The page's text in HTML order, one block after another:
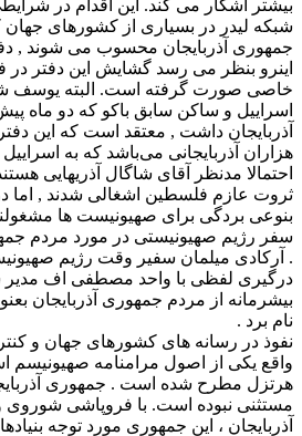
بیشتر آشکار می کند. این اقدام در
شبکه لیدر در بسیاری از کشورهای
جمهوری آذربایجان محسوب می شوند ,
اینرو بنظر می رسد گشایش این دفتر در
خاصی صورت گرفته است. البته یوسف
اسراییل و ساکن سابق باکو که دو ماه
آذربایجان داشت , معتقد است که این
هزاران آذربایجانی می‌باشد که به
احتمالا مدنظر آقای شاگال آذریهایی
ثروت عازم فلسطین اشغالی شدند , اما
سفر رژیم صهیونیستی در مورد مردم
درگیری لفظی با واحد مصطفی اف مدیر
بیشرمانه از مردم جمهوری آذربایجان
نام برد .
نفوذ در رسانه های کشورهای جهان و
واقع یکی از اصول مرامنامه صهیونیسم
هرتزل مطرح شده است . جمهوری
مستثنی نبوده است. با فروپاشی شوروی
آذربایجان ، این جمهوری مورد توجه